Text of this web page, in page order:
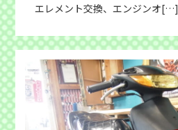
エレメント交換、エンジンオ[…]